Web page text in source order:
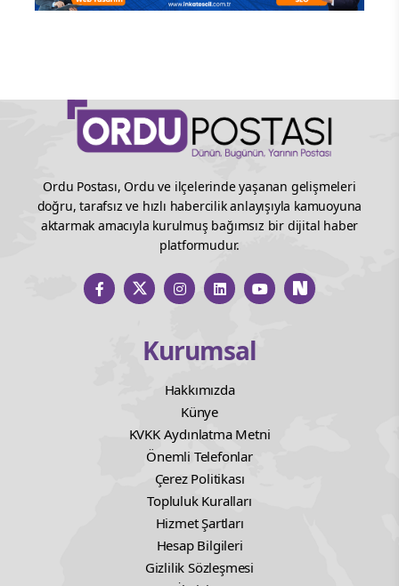
Ordu Postası, Ordu ve ilçelerinde yaşanan gelişmeleri
doğru, tarafsız ve hızlı habercilik anlayışıyla kamuoyuna
aktarmak amacıyla kurulmuş bağımsız bir dijital haber
platformudur.
Kurumsal
Hakkımızda
Künye
KVKK Aydınlatma Metni
Önemli Telefonlar
Çerez Politikası
Topluluk Kuralları
Hizmet Şartları
Hesap Bilgileri
Gizlilik Sözleşmesi